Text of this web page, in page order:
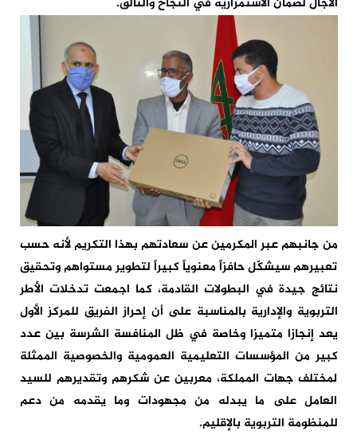
من جانبهم عبر المكرمين عن سعادتهم بهذا التكريم لأنه حسب
تعبيرهم سيشكّل حافزاً معنوياً كبيراً لتطوير مستواهم وتحقيق
نتائج جيدة في البطولات القادمة، كما اجمعت تدخلات الأطر
التربوية والإدارية بالمناسبة على أن إحراز الفريق للمركز الأول
يعد إنجازا متميزا وخاصة في ظل المنافسة الشرسة بين عدد
كبير من المؤسسات التعليمية العمومية والخصوصية الممثلة
لمختلف جهات المملكة، معربين عن شكرهم وتقديرهم للسيد
العامل على ما يبدله من مجهودات وما يقدمه من دعم
للمنظومة التربوية بالإقليم.